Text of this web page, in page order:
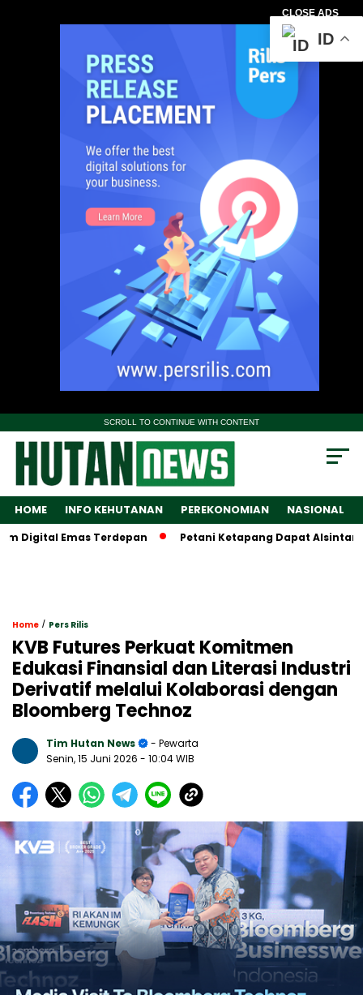
CLOSE ADS
SCROLL TO CONTINUE WITH CONTENT
HOME INFO KEHUTANAN PEREKONOMIAN NASIONAL
Emas Terdepan Petani Ketapang Dapat Alsintan,
Home / Pers Rilis
KVB Futures Perkuat Komitmen
Edukasi Finansial dan Literasi Industri
Derivatif melalui Kolaborasi dengan
Bloomberg Technoz
Tim Hutan News
- Pewarta
Senin, 15 Juni 2026 - 10:04 WIB
ID